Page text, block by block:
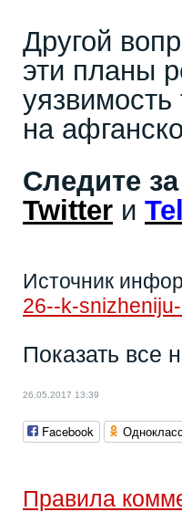
Другой
эти планы
на
Следите
Twitter и
Источник
26--k-
Показать все
26.05.2017 13:39
Facebook
Правила